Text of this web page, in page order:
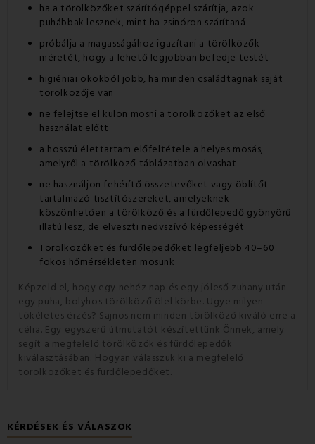
ha a törölközőket szárítógéppel szárítja, azok
puhábbak lesznek, mint ha zsinóron szárítaná
próbálja a magasságához igazítani a törölközők
méretét, hogy a lehető legjobban befedje testét
higiéniai okokból jobb, ha minden családtagnak saját
törölközője van
ne felejtse el külön mosni a törölközőket az első
használat előtt
a hosszú élettartam előfeltétele a helyes mosás,
amelyről a törölköző táblázatban olvashat
ne használjon fehérítő összetevőket vagy öblítőt
tartalmazó tisztítószereket, amelyeknek
köszönhetően a törölköző és a fürdőlepedő gyönyörű
illatú lesz, de elveszti nedvszívó képességét
Törölközőket és fürdőlepedőket legfeljebb 40–60
fokos hőmérsékleten mosunk
Képzeld el, hogy egy nehéz nap és egy jóleső zuhany után
egy puha, bolyhos törölköző ölel körbe. Ugye milyen
tökéletes érzés? Sajnos nem minden törölköző kiváló erre a
célra. Egy egyszerű útmutatót készítettünk Önnek, amely
segít a megfelelő törölközők és fürdőlepedők
kiválasztásában: Hogyan válasszuk ki a megfelelő
törölközőket és fürdőlepedőket.
KÉRDÉSEK ÉS VÁLASZOK